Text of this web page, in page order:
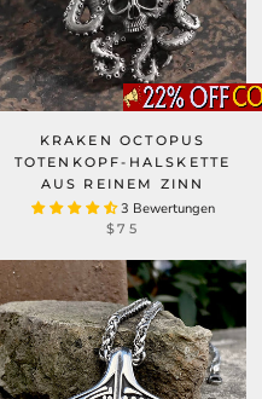
KRAKEN OCTOPUS
TOTENKOPF-HALSKETTE
AUS REINEM ZINN
3 Bewertungen
$75